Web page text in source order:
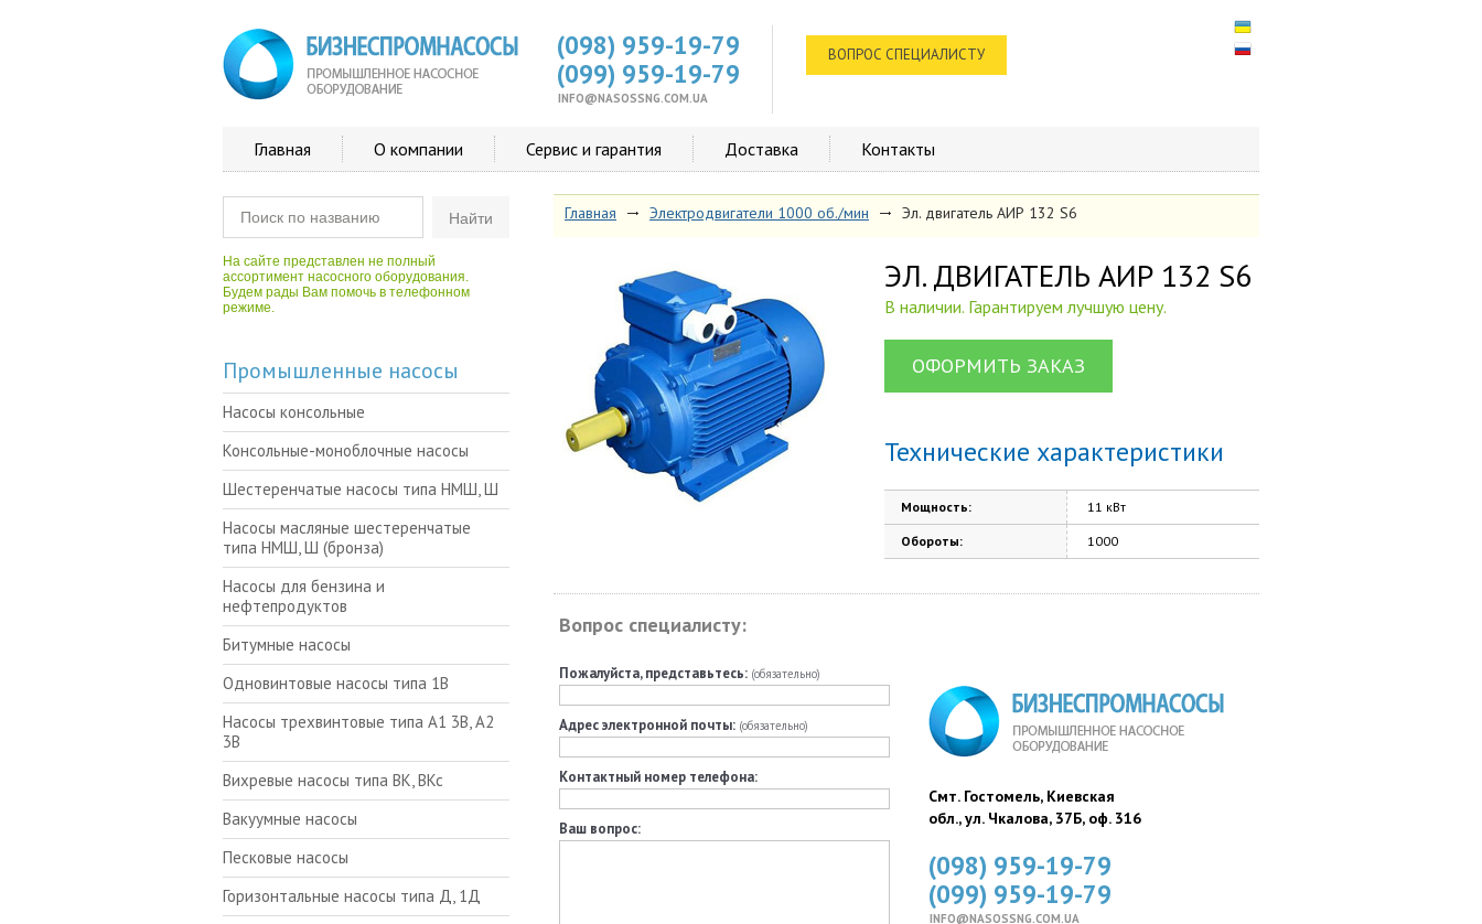
(098) 959-19-79
(099) 959-19-79
INFO@NASOSSNG.COM.UA
ВОПРОС СПЕЦИАЛИСТУ
Главная О компании Сервис и гарантия Доставка Контакты
Главная Электродвигатели 1000 об./мин Эл. двигатель АИР 132 S6
ЭЛ. ДВИГАТЕЛЬ АИР 132 S6
В наличии. Гарантируем лучшую цену.
ОФОРМИТЬ ЗАКАЗ
Технические характеристики
Мощность: 11 кВт
Обороты: 1000
Вопрос специалисту:
Пожалуйста, представьтесь: (обязательно)
Адрес электронной почты: (обязательно)
Контактный номер телефона:
Ваш вопрос:
Смт. Гостомель, Киевская
обл., ул. Чкалова, 37Б, оф. 316
(098) 959-19-79
(099) 959-19-79
INFO@NASOSSNG.COM.UA
На сайте представлен не полный
ассортимент насосного оборудования.
Будем рады Вам помочь в телефонном
режиме.
Промышленные насосы
Насосы консольные
Консольные-моноблочные насосы
Шестеренчатые насосы типа НМШ, Ш
Насосы масляные шестеренчатые
типа НМШ, Ш (бронза)
Насосы для бензина и
нефтепродуктов
Битумные насосы
Одновинтовые насосы типа 1В
Насосы трехвинтовые типа А1 3В, А2
3В
Вихревые насосы типа ВК, ВКс
Вакуумные насосы
Песковые насосы
Горизонтальные насосы типа Д, 1Д